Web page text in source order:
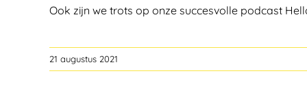
Ook zijn we trots op onze succesvolle podcast
21 augustus 2021